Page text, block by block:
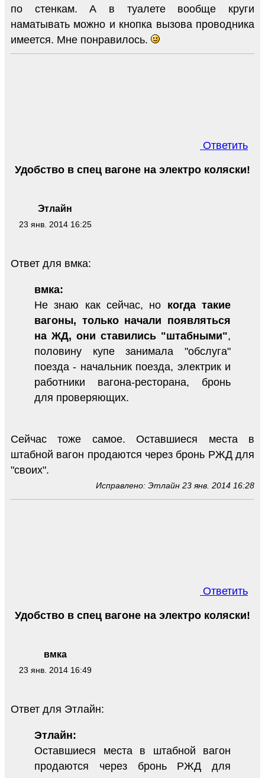
по стенкам. А в туалете вообще круги
наматывать можно и кнопка вызова проводника
имеется. Мне понравилось.
Ответить
Этлайн
23 янв. 2014 16:25
Удобство в спец вагоне на электро коляски!
Ответ для вмка:
вмка:
Не знаю как сейчас, но когда такие
вагоны, только начали появляться
на ЖД, они ставились "штабными",
половину купе занимала "обслуга"
поезда - начальник поезда, электрик и
работники вагона-ресторана, бронь
для проверяющих.
Сейчас тоже самое. Оставшиеся места в
штабной вагон продаются через бронь РЖД для
"своих".
Исправлено: Этлайн 23 янв. 2014 16:28
Ответить
вмка
23 янв. 2014 16:49
Удобство в спец вагоне на электро коляски!
Ответ для Этлайн:
Этлайн:
Оставшиеся места в штабной вагон
продаются через бронь РЖД для